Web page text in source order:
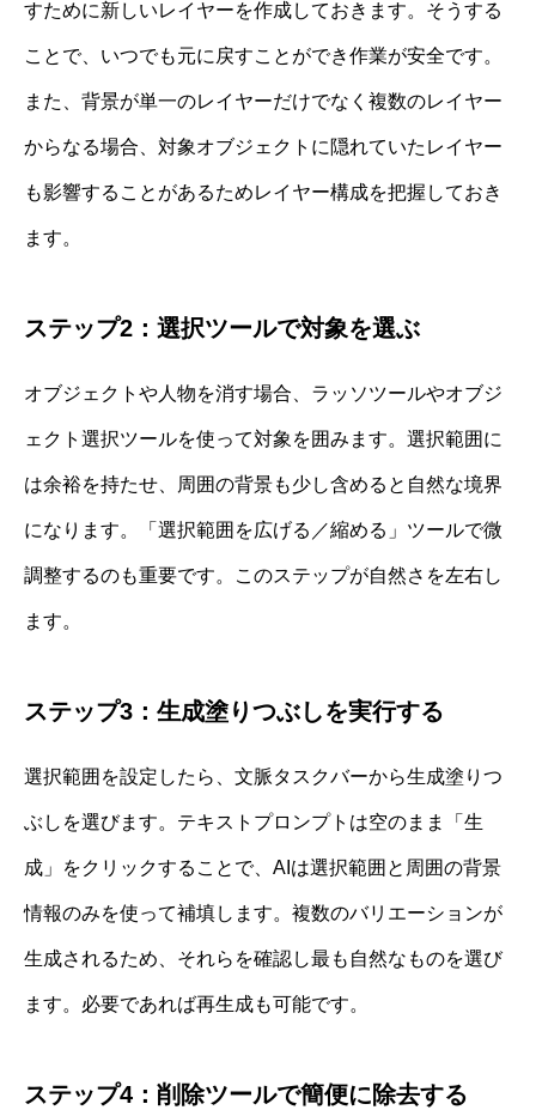
すために新しいレイヤーを作成しておきます。そうする
ことで、いつでも元に戻すことができ作業が安全です。
また、背景が単一のレイヤーだけでなく複数のレイヤー
からなる場合、対象オブジェクトに隠れていたレイヤー
も影響することがあるためレイヤー構成を把握しておき
ます。
ステップ2：選択ツールで対象を選ぶ
オブジェクトや人物を消す場合、ラッソツールやオブジ
ェクト選択ツールを使って対象を囲みます。選択範囲に
は余裕を持たせ、周囲の背景も少し含めると自然な境界
になります。「選択範囲を広げる／縮める」ツールで微
調整するのも重要です。このステップが自然さを左右し
ます。
ステップ3：生成塗りつぶしを実行する
選択範囲を設定したら、文脈タスクバーから生成塗りつ
ぶしを選びます。テキストプロンプトは空のまま「生
成」をクリックすることで、AIは選択範囲と周囲の背景
情報のみを使って補填します。複数のバリエーションが
生成されるため、それらを確認し最も自然なものを選び
ます。必要であれば再生成も可能です。
ステップ4：削除ツールで簡便に除去する